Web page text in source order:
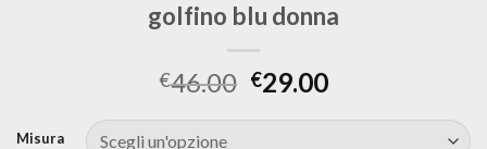
golfino blu donna
€46.00 €29.00
Misura